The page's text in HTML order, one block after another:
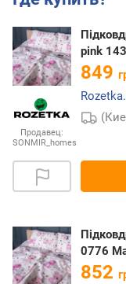
Продавец:
SONMIR_homes
pink
849
0776
852